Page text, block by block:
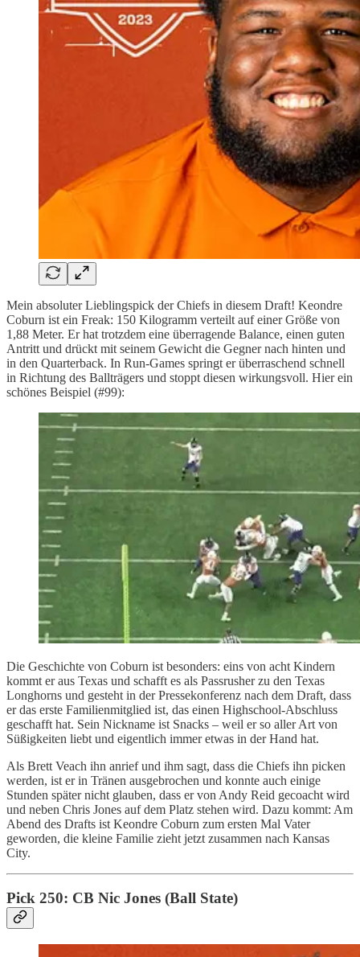
Mein absoluter Lieblingspick der Chiefs in diesem Draft! Keondre
Coburn ist ein Freak: 150 Kilogramm verteilt auf einer Größe von
1,88 Meter. Er hat trotzdem eine überragende Balance, einen guten
Antritt und drückt mit seinem Gewicht die Gegner nach hinten und
in den Quarterback. In Run-Games springt er überraschend schnell
in Richtung des Ballträgers und stoppt diesen wirkungsvoll. Hier ein
schönes Beispiel (#99):
Die Geschichte von Coburn ist besonders: eins von acht Kindern
kommt er aus Texas und schafft es als Passrusher zu den Texas
Longhorns und gesteht in der Pressekonferenz nach dem Draft, dass
er das erste Familienmitglied ist, das einen Highschool-Abschluss
geschafft hat. Sein Nickname ist Snacks – weil er so aller Art von
Süßigkeiten liebt und eigentlich immer etwas in der Hand hat.
Als Brett Veach ihn anrief und ihm sagt, dass die Chiefs ihn picken
werden, ist er in Tränen ausgebrochen und konnte auch einige
Stunden später nicht glauben, dass er von Andy Reid gecoacht wird
und neben Chris Jones auf dem Platz stehen wird. Dazu kommt: Am
Abend des Drafts ist Keondre Coburn zum ersten Mal Vater
geworden, die kleine Familie zieht jetzt zusammen nach Kansas
City.
Pick 250: CB Nic Jones (Ball State)